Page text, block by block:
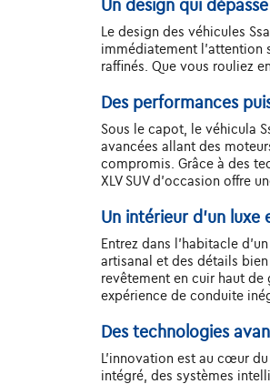
Un design qui
Le design des véhicules
immédiatement l'attention
raffinés. Que vous rouliez
Des performances
Sous le capot, le véhicula
avancées allant des
compromis. Grâce à des
XLV SUV d'occasion offre
Un intérieur d’un luxe
Entrez dans l'habitacle
artisanal et des détails
revêtement en cuir haut de
expérience de conduite
Des technologies
L'innovation est au cœur
intégré, des systèmes